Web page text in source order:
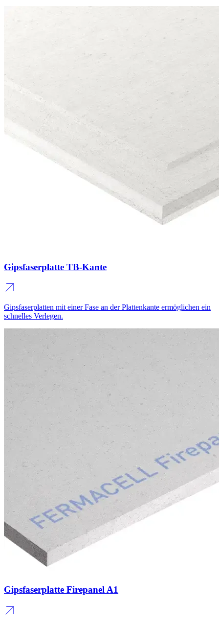
Gipsfaserplatte TB-Kante
Gipsfaserplatten mit einer Fase an der Plattenkante ermöglichen ein
schnelles Verlegen.
Gipsfaserplatte Firepanel A1